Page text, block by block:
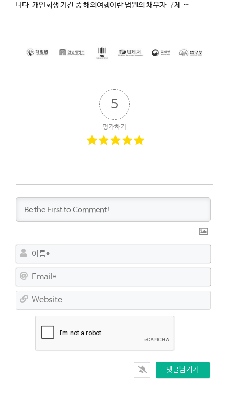
니다. 개인회생 기간 중 해외여행이란 법원의 채무자 구제 …
5
평가하기
이
*E
a
l